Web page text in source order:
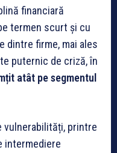
financiară
termen scurt și cu
dintre firme, mai ales
puternic de criză, în
atât pe segmentul
vulnerabilități, printre
intermediere